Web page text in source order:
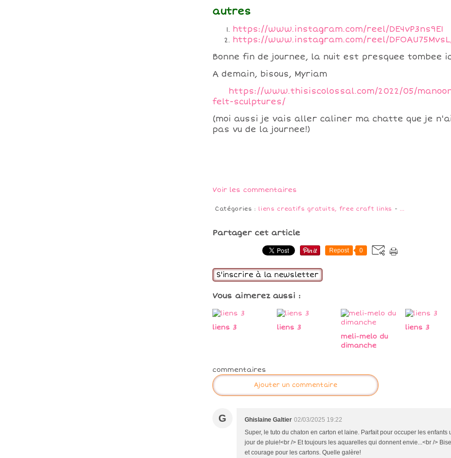
autres
https://www.instagram.com/reel/DE4vP3ns9E1
https://www.instagram.com/reel/
Bonne fin de journee, la nuit est presquee tombee
A demain, bisous, Myriam
https://www.thisiscolossal.com/2022/05/
felt-sculptures/
(moi aussi je vais aller caliner ma chatte que je
pas vu de la journee!)
Voir les commentaires
Catégories : liens creatifs gratuits, free craft links - …
Partager cet article
Repost 0
S'inscrire à la newsletter
Vous aimerez aussi :
liens 3
liens 3
meli-melo du
dimanche
liens 3
commentaires
Ajouter un commentaire
G Ghislaine Galtier 02/03/2025 19:22
Super, le tuto du chaton en carton et laine. Parfait pour occuper les enfants
jour de pluie!<br /> Et toujours les aquarelles qui donnent envie...<br />
et courage pour les cartons. Quelle galère!